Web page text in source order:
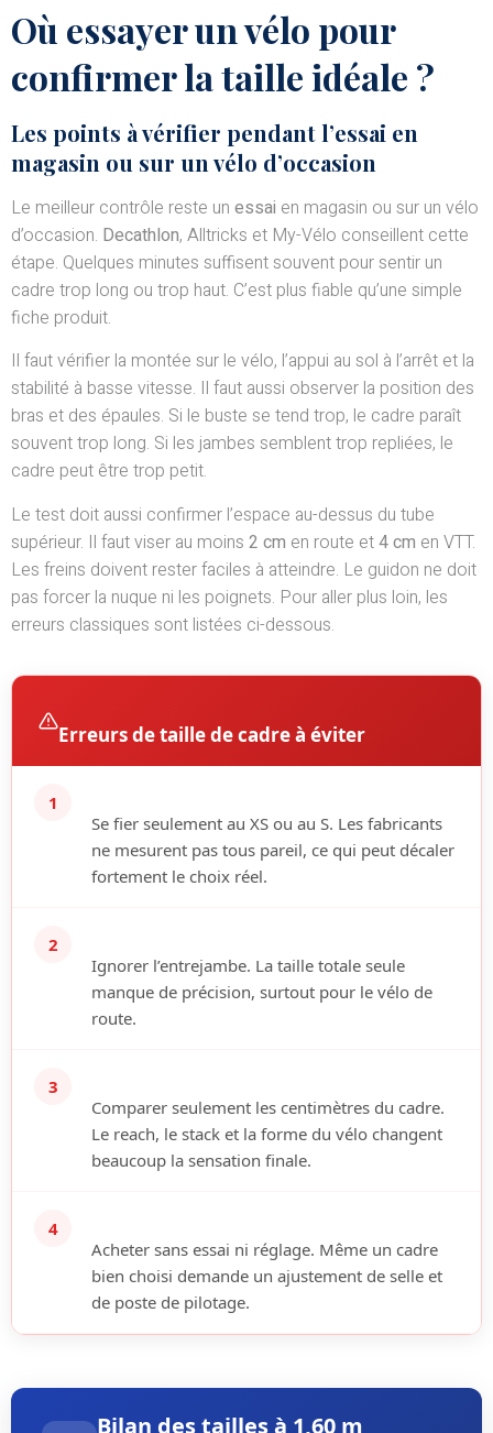
Où essayer un vélo pour
confirmer la taille idéale ?
Les points à vérifier pendant l’essai en
magasin ou sur un vélo d’occasion
Le meilleur contrôle reste un essai en magasin ou sur un vélo
d’occasion. Decathlon, Alltricks et My-Vélo conseillent cette
étape. Quelques minutes suffisent souvent pour sentir un
cadre trop long ou trop haut. C’est plus fiable qu’une simple
fiche produit.
Il faut vérifier la montée sur le vélo, l’appui au sol à l’arrêt et la
stabilité à basse vitesse. Il faut aussi observer la position des
bras et des épaules. Si le buste se tend trop, le cadre paraît
souvent trop long. Si les jambes semblent trop repliées, le
cadre peut être trop petit.
Le test doit aussi confirmer l’espace au-dessus du tube
supérieur. Il faut viser au moins 2 cm en route et4 cm en VTT.
Les freins doivent rester faciles à atteindre. Le guidon ne doit
pas forcer la nuque ni les poignets. Pour aller plus loin, les
erreurs classiques sont listées ci-dessous.
Erreurs de taille de cadre à éviter
1
Se fier seulement au XS ou au S. Les fabricants
ne mesurent pas tous pareil, ce qui peut décaler
fortement le choix réel.
2
Ignorer l’entrejambe. La taille totale seule
manque de précision, surtout pour le vélo de
route.
3
Comparer seulement les centimètres du cadre.
Le reach, le stack et la forme du vélo changent
beaucoup la sensation finale.
4
Acheter sans essai ni réglage. Même un cadre
bien choisi demande un ajustement de selle et
de poste de pilotage.
Bilan des tailles à 1,60 m